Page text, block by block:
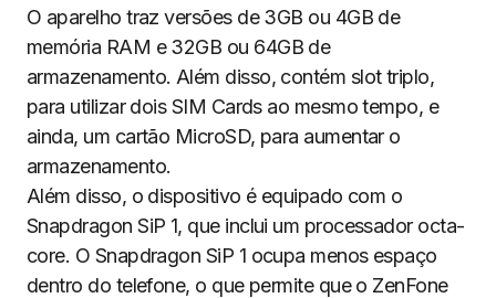
O aparelho traz versões de 3GB ou 4GB de
memória RAM e 32GB ou 64GB de
armazenamento. Além disso, contém slot triplo,
para utilizar dois SIM Cards ao mesmo tempo, e
ainda, um cartão MicroSD, para aumentar o
armazenamento.
Além disso, o dispositivo é equipado com o
Snapdragon SiP 1, que inclui um processador octa-
core. O Snapdragon SiP 1 ocupa menos espaço
dentro do telefone, o que permite que o ZenFone